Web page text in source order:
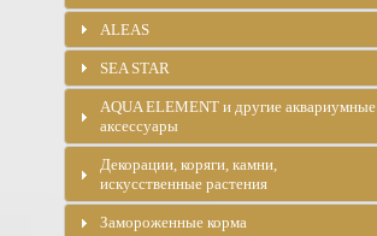
ALEAS
SEA STAR
AQUA ELEMENT и другие аквариумные
аксессуары
Декорации, коряги, камни,
искусственные растения
Замороженные корма